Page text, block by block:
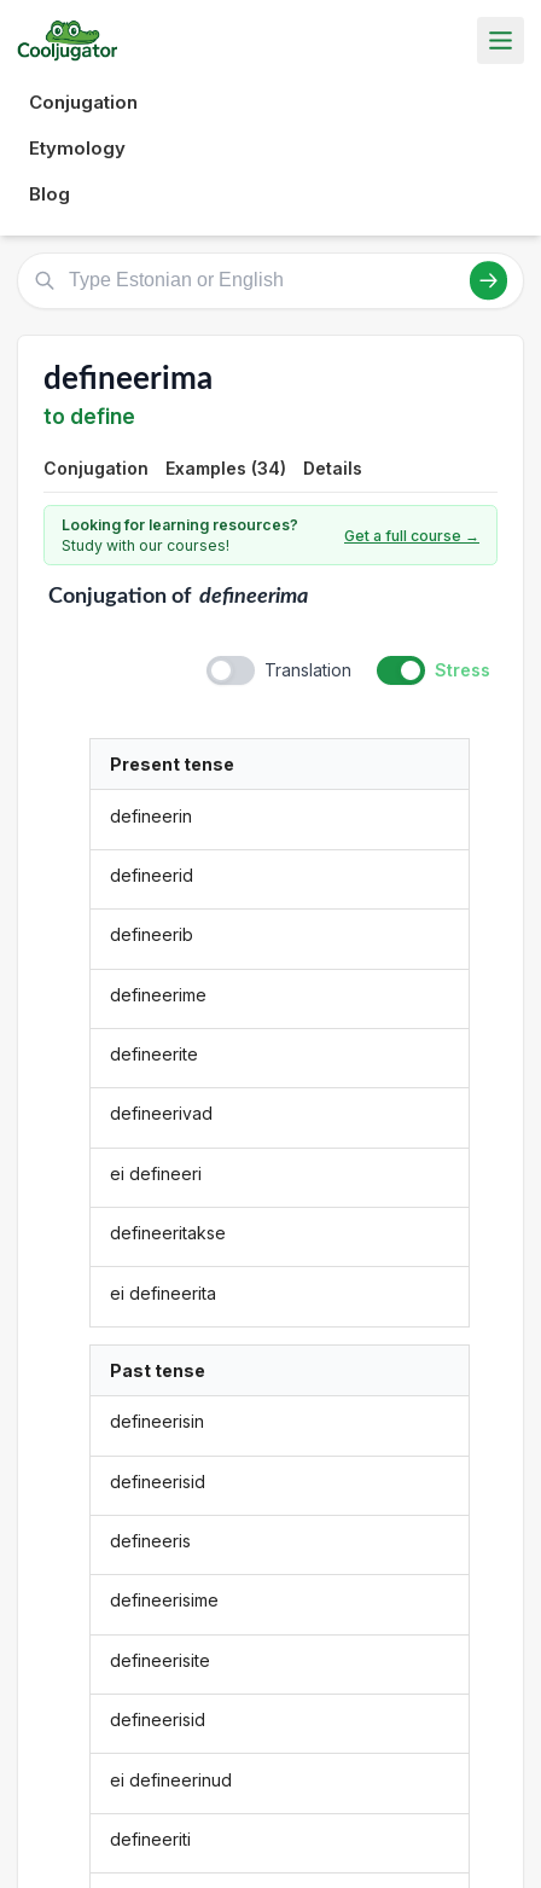
Conjugation
Etymology
Blog
defineerima
to define
Conjugation Examples (34) Details
Looking for learning resources?
Study with our courses!
Get a full course →
Conjugationof defineerima
Translation Stress
Present tense
defineerin
defineerid
defineerib
defineerime
defineerite
defineerivad
ei defineeri
defineeritakse
ei defineerita
Past tense
defineerisin
defineerisid
defineeris
defineerisime
defineerisite
defineerisid
ei defineerinud
defineeriti